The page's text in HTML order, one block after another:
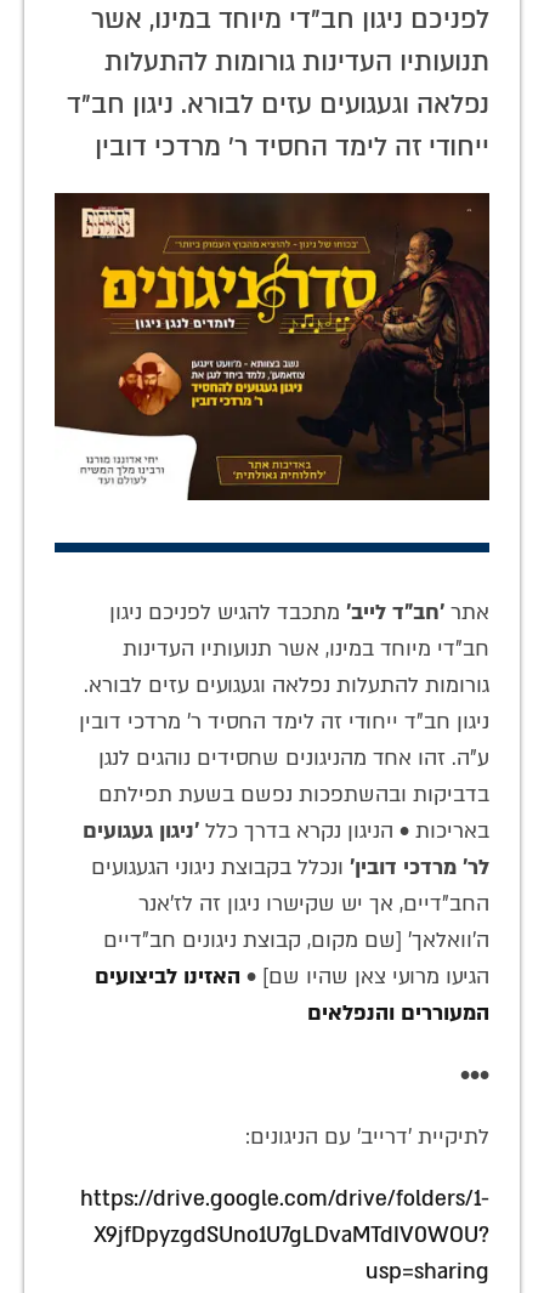
לפניכם ניגון חב"די מיוחד במינו, אשר
תנועותיו העדינות גורומות להתעלות
נפלאה וגעגועים עזים לבורא. ניגון חב"ד
ייחודי זה לימד החסיד ר' מרדכי דובין
אתר 'חב"ד לייב' מתכבד להגיש לפניכם ניגון
חב"די מיוחד במינו, אשר תנועותיו העדינות
גורומות להתעלות נפלאה וגעגועים עזים לבורא.
ניגון חב"ד ייחודי זה לימד החסיד ר' מרדכי דובין
ע"ה. זהו אחד מהניגונים שחסידים נוהגים לנגן
בדביקות ובהשתפכות נפשם בשעת תפילתם
באריכות • הניגון נקרא בדרך כלל 'ניגון געגועים
לר' מרדכי דובין' ונכלל בקבוצת ניגוני הגעגועים
החב"דיים, אך יש שקישרו ניגון זה לז'אנר
ה'וואלאך' [שם מקום, קבוצת ניגונים חב"דיים
הגיעו מרועי צאן שהיו שם] • האזינו לביצועים
המעוררים והנפלאים
•••
לתיקיית 'דרייב' עם הניגונים:
https://drive.google.com/drive/folders/1-
X9jfDpyzgdSUno1U7gLDvaMTdIV0WOU?
usp=sharing